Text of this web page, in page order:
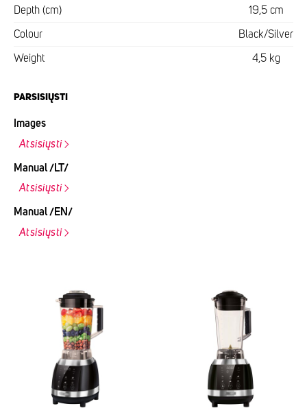
Depth (cm) 19,5 cm
Colour Black/Silver
Weight 4,5 kg
PARSISIŲSTI
Images
Atsisiųsti
Manual /LT/
Atsisiųsti
Manual /EN/
Atsisiųsti